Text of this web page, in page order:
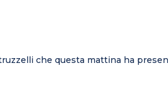
che questa mattina ha